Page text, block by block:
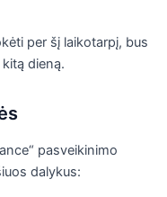
per šį laikotarpį, bus
kitą dieną.
pasveikinimo
dalykus: